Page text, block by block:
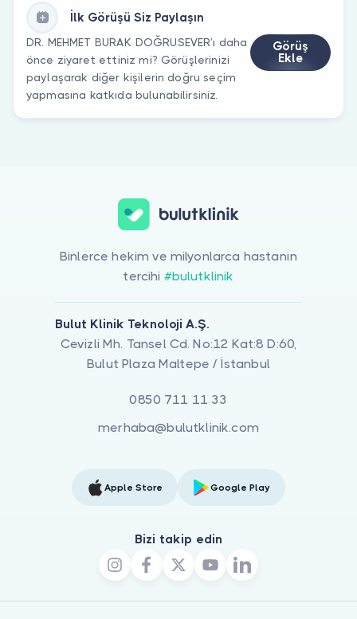
İlk Görüşü Siz Paylaşın
DR. MEHMET BURAK DOĞRUSEVER’ı daha
önce ziyaret ettiniz mi? Görüşlerinizi
paylaşarak diğer kişilerin doğru seçim
yapmasına katkıda bulunabilirsiniz.
Görüş
Ekle
Binlerce hekim ve milyonlarca hastanın
tercihi #bulutklinik
Bulut Klinik Teknoloji A.Ş.
Cevizli Mh. Tansel Cd. No:12 Kat:8 D:60,
Bulut Plaza Maltepe / İstanbul
0850 711 11 33
merhaba@bulutklinik.com
Apple Store Google Play
Bizi takip edin